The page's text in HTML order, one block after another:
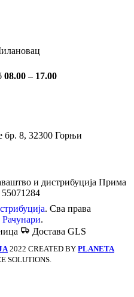
08.00 – 17.00
8, 32300 Горњи
и дистрибуција Прима
. Сва права
.
Достава GLS
2022 CREATED BY PLANETA
SOLUTIONS.